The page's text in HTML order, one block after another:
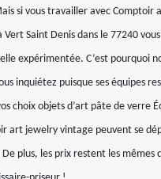
si vous travailler avec Comptoir
Saint Denis dans le 77240 vous
expérimentée. C’est pourquoi
inquiétez puisque ses équipes
choix objets d’art pâte de verre
art jewelry vintage peuvent se
plus, les prix restent les mêmes